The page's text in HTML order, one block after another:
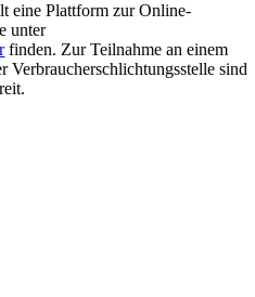
eine Plattform zur Online-
unter
finden. Zur Teilnahme an einem
Verbraucherschlichtungsstelle sind